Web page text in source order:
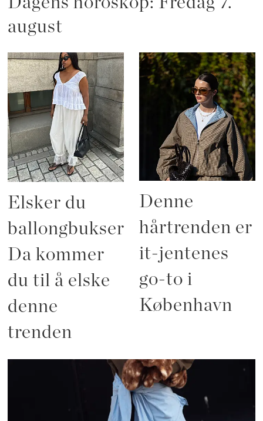
august
Elsker du
ballongbukser?
Da kommer
du til å elske
denne
trenden
Denne
hårtrenden er
it-jentenes
go-to i
København